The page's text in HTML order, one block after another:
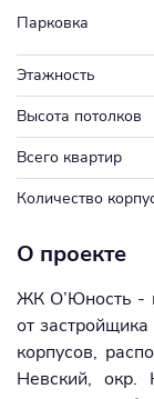
Парковка
Этажность
Высота потолков
Всего квартир
Количество
О проекте
ЖК О’Юность -
от
корпусов,
Невский, окр.